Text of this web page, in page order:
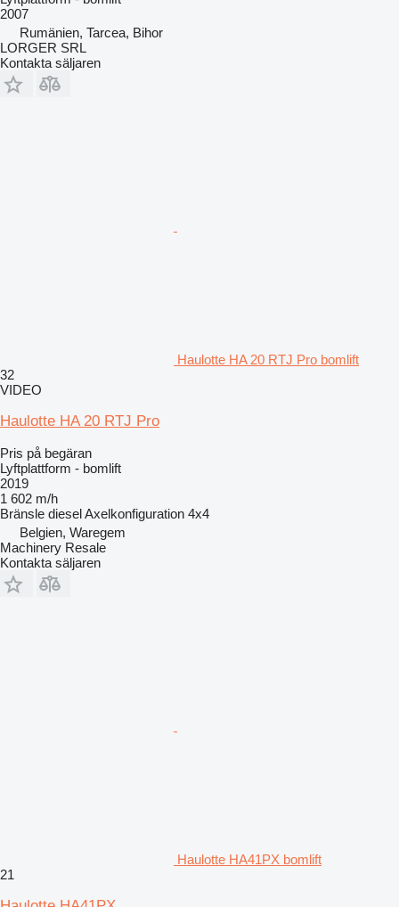
2007
Rumänien, Tarcea, Bihor
LORGER SRL
Kontakta säljaren
Haulotte HA 20 RTJ Pro bomlift
32
VIDEO
Haulotte HA 20 RTJ Pro
Pris på begäran
Lyftplattform - bomlift
2019
1 602 m/h
Bränsle dieselAxelkonfiguration 4x4
Belgien, Waregem
Machinery Resale
Kontakta säljaren
Haulotte HA41PX bomlift
21